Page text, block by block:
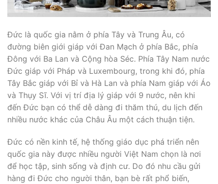
Đức là quốc gia nằm ở phía Tây và Trung Âu, có
đường biên giới giáp với Đan Mạch ở phía Bắc, phía
Đông với Ba Lan và Cộng hòa Séc. Phía Tây Nam nước
Đức giáp với Pháp và Luxembourg, trong khi đó, phía
Tây Bắc giáp với Bỉ và Hà Lan và phía Nam giáp với Áo
và Thụy Sĩ. Với vị trí địa lý giáp với 9 nước, nên khi
đến Đức bạn có thể dễ dàng đi thăm thú, du lịch đến
nhiều nước khác của Châu Âu một cách thuận tiện.
Đức có nền kinh tế, hệ thống giáo dục phá triển nên
quốc gia này được nhiều người Việt Nam chọn là nơi
để học tập, sinh sống và định cư. Do đó nhu cầu gửi
hàng đi Đức cho người thân, bạn bè rất phổ biến,